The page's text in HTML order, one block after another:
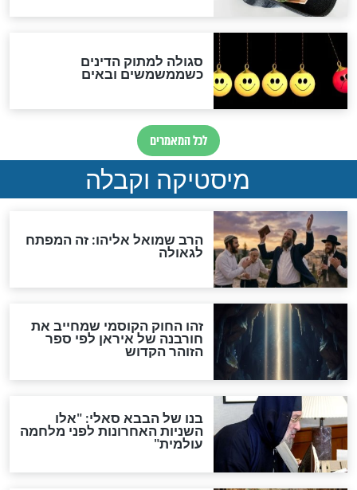
לכל המאמרים
אחרית הימים
האם אפשר לחשב את הקץ?
מה יהיה בימות המשיח?
"לפני הגאולה תהיה אפיקורסות
והכחשה גדולה מאוד של
האמונה"
האם לאחר בוא המשיח יהיה